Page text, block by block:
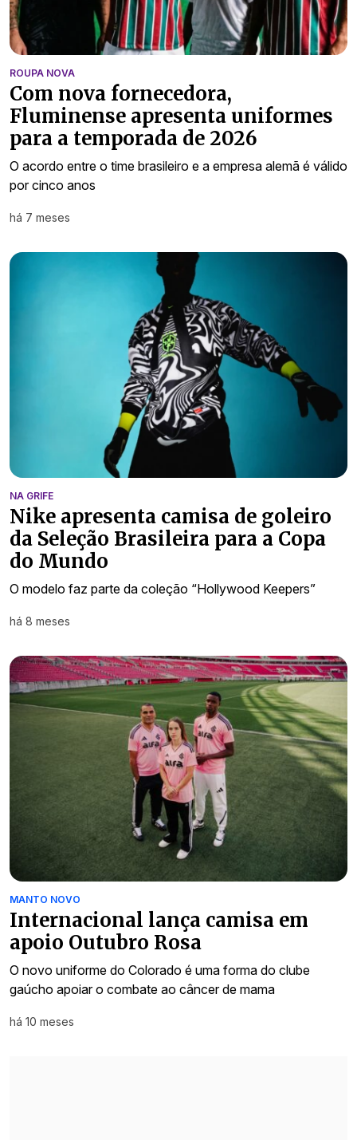
ROUPA NOVA
Com nova fornecedora,
Fluminense apresenta uniformes
para a temporada de 2026
O acordo entre o time brasileiro e a empresa alemã é válido
por cinco anos
há 7 meses
NA GRIFE
Nike apresenta camisa de goleiro
da Seleção Brasileira para a Copa
do Mundo
O modelo faz parte da coleção “Hollywood Keepers”
há 8 meses
MANTO NOVO
Internacional lança camisa em
apoio Outubro Rosa
O novo uniforme do Colorado é uma forma do clube
gaúcho apoiar o combate ao câncer de mama
há 10 meses